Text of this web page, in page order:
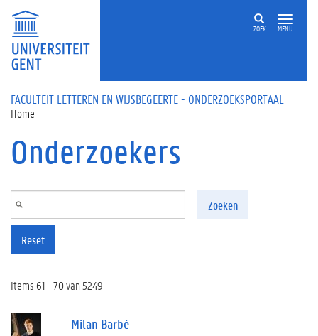
Overslaan en naar de inhoud gaan
ZOEK MENU
FACULTEIT LETTEREN EN WIJSBEGEERTE - ONDERZOEKSPORTAAL
Home
Onderzoekers
Zoeken
Reset
Items 61 - 70 van 5249
Milan Barbé